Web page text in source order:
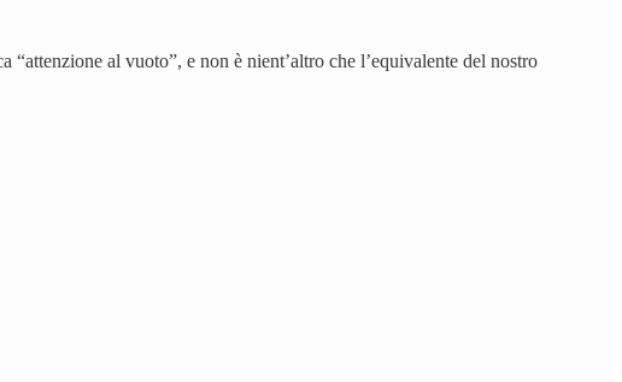
al vuoto”, e non è nient’altro che l’equivalente del nostro